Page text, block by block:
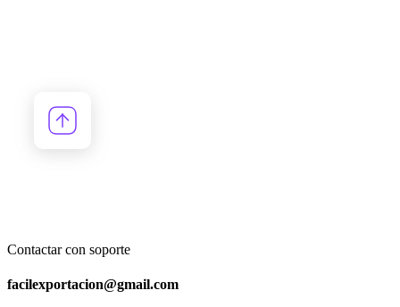
Contactar con soporte
facilexportacion@gmail.com